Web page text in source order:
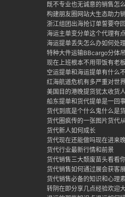
既不专业也无诚意的销售怎
构建朋友圈网站大生态助力
浙江组团出海抢订单誓要夺
海运主单变分单这个代理有
海运提单丢失怎么办如何处
特种大件运输BBcargo分体
现在上班根本不用带饭有老
空运提单和海运提单有什么
红海航道危机有多严重对世
美国目的港晚提货犹太收货
船东提单和货代提单是一回
货代到底是个什么鬼什么是
货代圈疯传的一张图片货代
货代新人如何成长
货代现在还能做吗现在进来
货代行业最新行情和前景
货代销售三大颓废苗头看看
货代销售如何通过展会获客
货代销售必备的知识和心理
转阴在即分享几点经验欢迎